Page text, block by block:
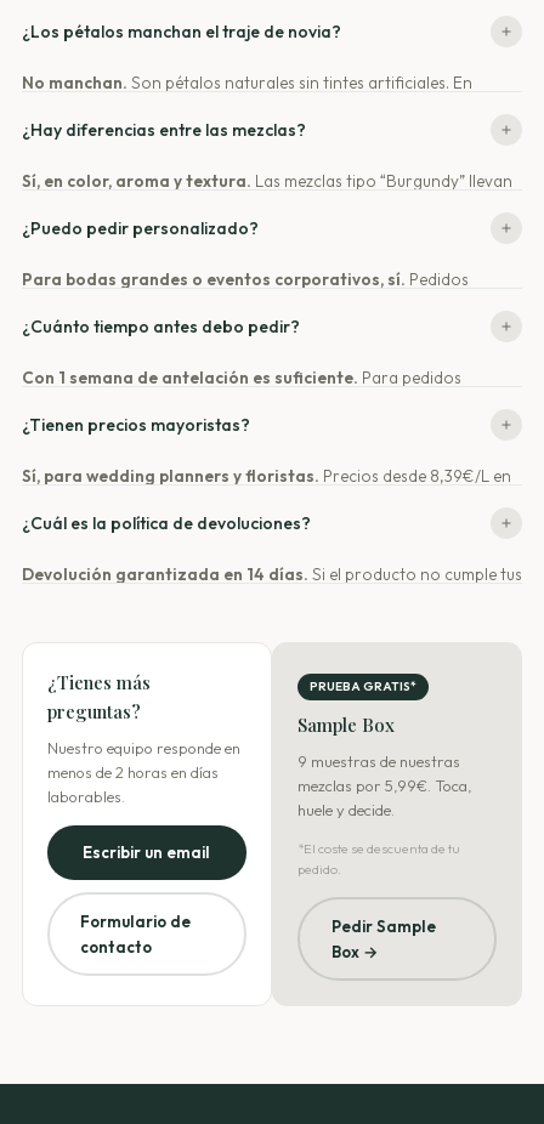
¿Los pétalos manchan el traje de novia?
No manchan. Son pétalos naturales sin tintes artificiales. En
ningún color. Solo si los pétalos de rosas se mojan podrían dejar
recomendamos mezclas con menos rosas.
¿Hay diferencias entre las mezclas?
Sí, en color, aroma y textura. Las mezclas tipo “Burgundy” llevan
rojizos/rosas. Las mezclas tipo “Elegance” son más sutiles, con
elijas con certeza.
¿Puedo pedir personalizado?
Para bodas grandes o eventos corporativos, sí. Pedidos
preferidas. Escríbenos abodas@casianatura.com
con el detalle de
¿Cuánto tiempo antes debo pedir?
Con 1 semana de antelación es suficiente. Para pedidos
temporada alta (mayo-septiembre) o pedidos grandes (más de
¿Tienen precios mayoristas?
Sí, para wedding planners y floristas. Precios desde 8,39€/L en
mayorista@casianatura.com.
¿Cuál es la política de devoluciones?
Devolución garantizada en 14 días. Si el producto no cumple tus
especiales — consulta nuestros
términos y condiciones
¿Tienes más
preguntas?
Nuestro equipo responde en
menos de 2 horas en días
laborables.
Escribir un email
Formulario de
contacto
PRUEBA GRATIS*
Sample Box
9 muestras de nuestras
mezclas por 5,99€. Toca,
huele y decide.
*El coste se descuenta de tu
pedido.
Pedir Sample
Box →